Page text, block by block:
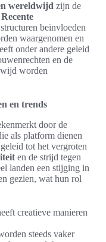
wereldwijd zijn de
Recente
beïnvloeden
waargenomen en
onder andere geleid
en de
worden
en trends
door de
als platform dienen
tot het vergroten
en de strijd tegen
landen een stijging in
gezien, wat hun rol
creatieve manieren
steeds vaker